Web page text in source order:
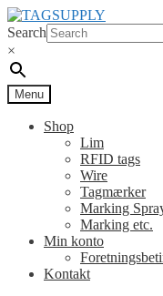
Spring
til
navigation
Spring
til
indhold
Search
×
Menu
Shop
Lim
RFID tags
Wire
Tagmærker
Marking
Marking etc.
Min konto
Kontakt